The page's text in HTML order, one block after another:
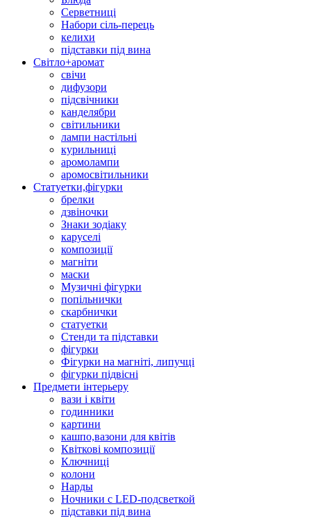
Серветниці
Набори сіль-перець
келихи
підставки під вина
Світло+аромат
свічи
дифузори
підсвічники
канделябри
світильники
лампи настільні
курильниці
аромолампи
аромосвітильники
Статуетки,фігурки
брелки
дзвіночки
Знаки зодіаку
каруселі
композиції
магніти
маски
Музичні фігурки
попільнички
скарбнички
статуетки
Стенди та підставки
фігурки
Фігурки на магніті, липучці
фігурки підвісні
Предмети інтерьеру
вази і квіти
годинники
картини
кашпо,вазони для квітів
Квіткові композиції
Ключниці
колони
Нарды
Ночники с LED-подсветкой
підставки під вина